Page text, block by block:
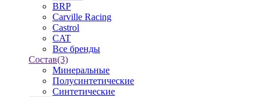
BRP
Carville Racing
Castrol
CAT
Все бренды
Состав(3)
Минеральные
Полусинтетические
Синтетические